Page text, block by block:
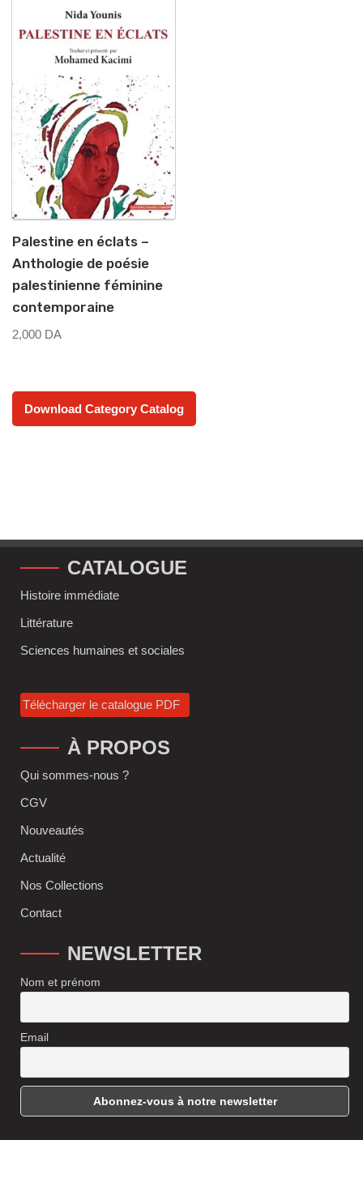
Palestine en éclats –
Anthologie de poésie
palestinienne féminine
contemporaine
2,000 DA
Download Category Catalog
CATALOGUE
Histoire immédiate
Littérature
Sciences humaines et sociales
Télécharger le catalogue PDF
À PROPOS
Qui sommes-nous ?
CGV
Nouveautés
Actualité
Nos Collections
Contact
NEWSLETTER
Nom et prénom
Email